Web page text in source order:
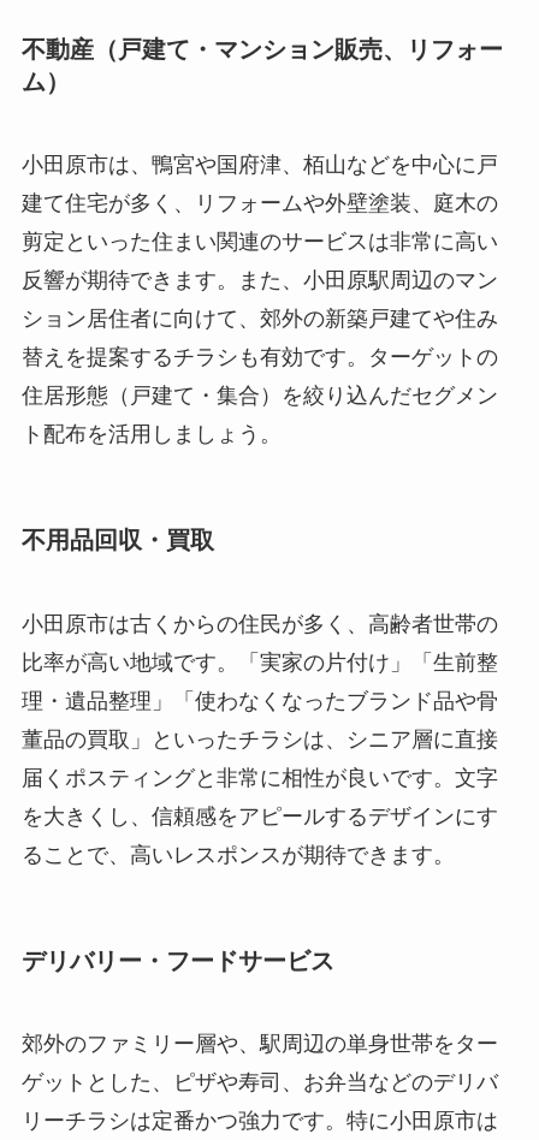
不動産（戸建て・マンション販売、リフォー
ム）
小田原市は、鴨宮や国府津、栢山などを中心に戸
建て住宅が多く、リフォームや外壁塗装、庭木の
剪定といった住まい関連のサービスは非常に高い
反響が期待できます。また、小田原駅周辺のマン
ション居住者に向けて、郊外の新築戸建てや住み
替えを提案するチラシも有効です。ターゲットの
住居形態（戸建て・集合）を絞り込んだセグメン
ト配布を活用しましょう。
不用品回収・買取
小田原市は古くからの住民が多く、高齢者世帯の
比率が高い地域です。「実家の片付け」「生前整
理・遺品整理」「使わなくなったブランド品や骨
董品の買取」といったチラシは、シニア層に直接
届くポスティングと非常に相性が良いです。文字
を大きくし、信頼感をアピールするデザインにす
ることで、高いレスポンスが期待できます。
デリバリー・フードサービス
郊外のファミリー層や、駅周辺の単身世帯をター
ゲットとした、ピザや寿司、お弁当などのデリバ
リーチラシは定番かつ強力です。特に小田原市は